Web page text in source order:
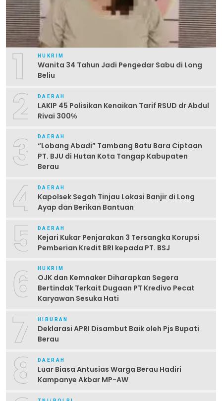
1 HUKRIM
Wanita 34 Tahun Jadi Pengedar Sabu di Long
Beliu
2 DAERAH
LAKIP 45 Polisikan Kenaikan Tarif RSUD dr Abdul
Rivai 300℅
3 DAERAH
“Lobang Abadi” Tambang Batu Bara Ciptaan
PT. BJU di Hutan Kota Tangap Kabupaten
Berau
4 DAERAH
Kapolsek Segah Tinjau Lokasi Banjir di Long
Ayap dan Berikan Bantuan
5 DAERAH
Kejari Kukar Penjarakan 3 Tersangka Korupsi
Pemberian Kredit BRI kepada PT. BSJ
6 HUKRIM
OJK dan Kemnaker Diharapkan Segera
Bertindak Terkait Dugaan PT Kredivo Pecat
Karyawan Sesuka Hati
7 HIBURAN
Deklarasi APRI Disambut Baik oleh Pjs Bupati
Berau
8 DAERAH
Luar Biasa Antusias Warga Berau Hadiri
Kampanye Akbar MP-AW